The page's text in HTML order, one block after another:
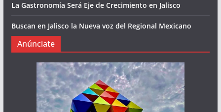
La Gastronomía Será Eje de Crecimiento en Jalisco
Buscan en Jalisco la Nueva voz del Regional Mexicano
Anúnciate